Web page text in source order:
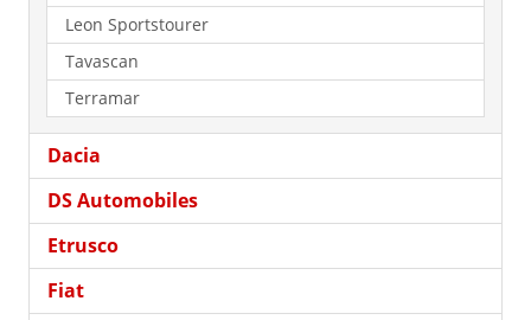
Leon Sportstourer
Tavascan
Terramar
Dacia
DS Automobiles
Etrusco
Fiat